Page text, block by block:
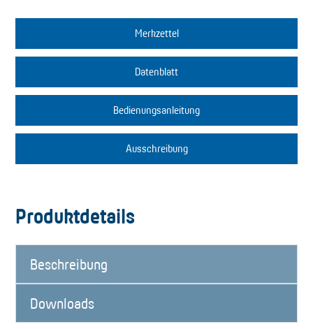
Merkzettel
Datenblatt
Bedienungsanleitung
Ausschreibung
Produktdetails
Beschreibung
Downloads